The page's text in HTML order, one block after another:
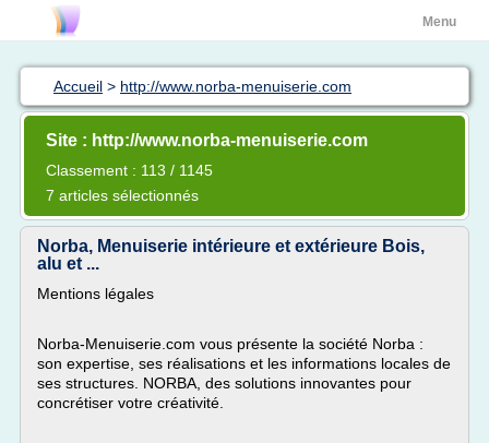
Menu
Accueil > http://www.norba-menuiserie.com
Site : http://www.norba-menuiserie.com
Classement : 113 / 1145
7 articles sélectionnés
Norba, Menuiserie intérieure et extérieure Bois,
alu et ...
Mentions légales
Norba-Menuiserie.com vous présente la société Norba :
son expertise, ses réalisations et les informations locales de
ses structures. NORBA, des solutions innovantes pour
concrétiser votre créativité.